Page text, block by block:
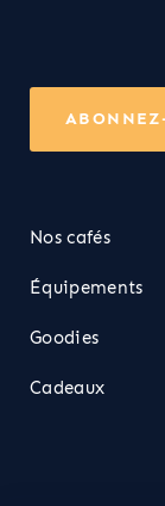
Nos cafés
Équipements
Goodies
Cadeaux